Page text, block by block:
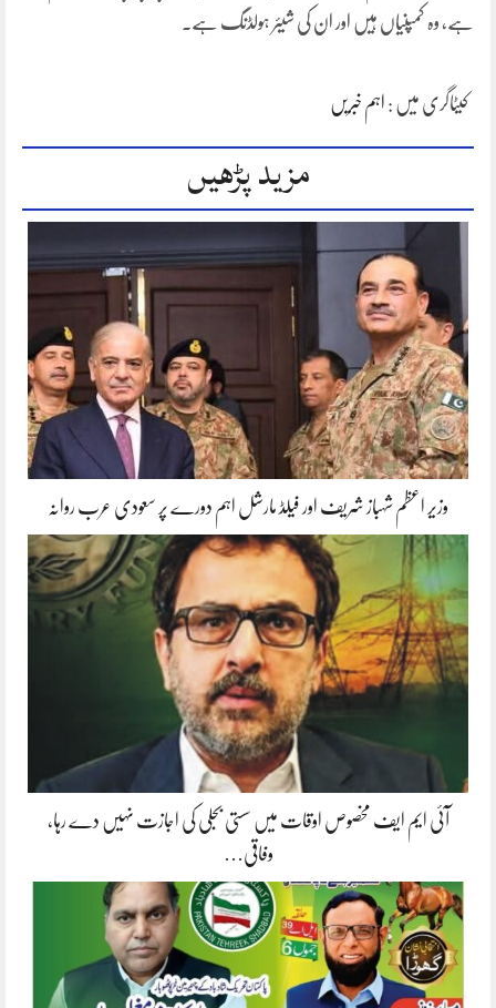
ہے، وہ کمپنیاں ہیں اور ان کی شیئر ہولڈنگ ہے۔
کیٹاگری میں : اہم خبریں
مزید پڑھیں
وزیر اعظم شہباز شریف اور فیلڈ مارشل اہم دورے پر سعودی عرب روانہ
آئی ایم ایف مخصوص اوقات میں سستی بجلی کی اجازت نہیں دے رہا،
وفاقی…